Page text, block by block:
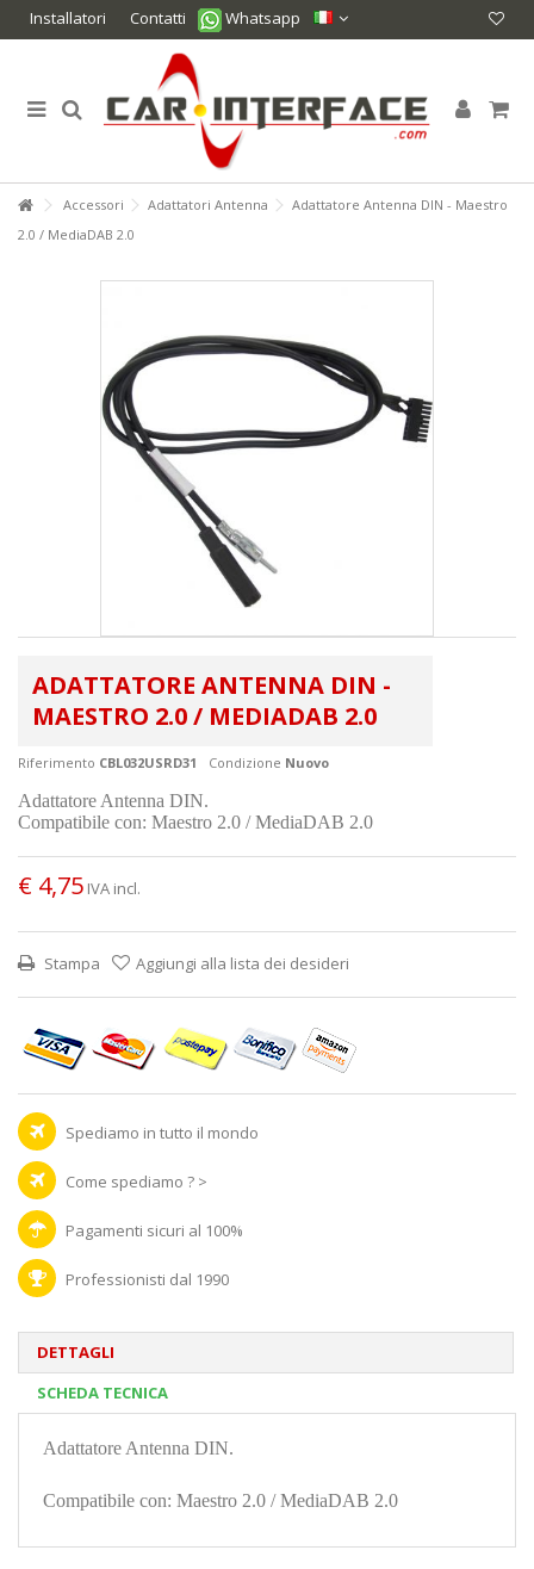
Installatori Contatti Whatsapp
Accessori Adattatori Antenna
Adattatore Antenna DIN - Maestro
2.0 / MediaDAB 2.0
ADATTATORE ANTENNA DIN -
MAESTRO 2.0 / MEDIADAB 2.0
Riferimento CBL032USRD31 Condizione Nuovo
Adattatore Antenna DIN.
Compatibile con: Maestro 2.0 / MediaDAB 2.0
€ 4,75 IVA incl.
Stampa Aggiungi alla lista dei desideri
Spediamo in tutto il mondo
Come spediamo ? >
Pagamenti sicuri al 100%
Professionisti dal 1990
DETTAGLI
SCHEDA TECNICA
Adattatore Antenna DIN.
Compatibile con: Maestro 2.0 / MediaDAB 2.0